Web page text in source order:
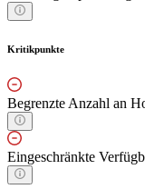
Kritikpunkte
Begrenzte Anzahl an
Eingeschränkte